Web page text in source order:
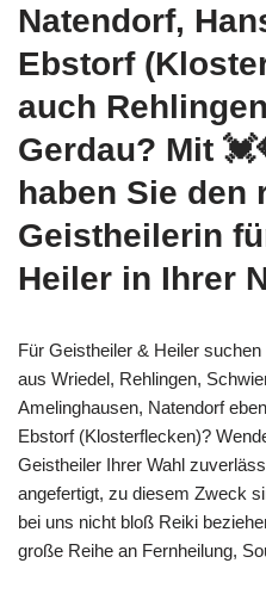
Natendorf,
Ebstorf
auch
Gerdau? Mit
haben Sie den
Geistheilerin
Heiler in Ihrer
Für Geistheiler & Heiler
aus Wriedel, Rehlingen,
Amelinghausen, Natendorf
Ebstorf (Klosterflecken)?
Geistheiler Ihrer Wahl
angefertigt, zu diesem Zweck
bei uns nicht bloß Reiki
große Reihe an Fernheilung,